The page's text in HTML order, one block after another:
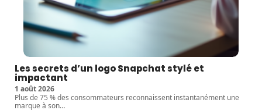
Les secrets d’un logo Snapchat stylé et
impactant
1 août 2026
Plus de 75 % des consommateurs reconnaissent instantanément une
marque à son…